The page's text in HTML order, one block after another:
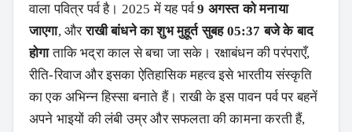
वाला पवित्र पर्व है। 2025 में यह पर्व9 अगस्त को मनाया
जाएगा, औरराखी बांधने का शुभ मुहूर्त सुबह 05:37 बजे के बाद
होगाताकि भद्रा काल से बचा जा सके। रक्षाबंधन की परंपराएँ,
रीति-रिवाज और इसका ऐतिहासिक महत्व इसे भारतीय संस्कृति
का एक अभिन्न हिस्सा बनाते हैं। राखी के इस पावन पर्व पर बहनें
अपने भाइयों की लंबी उम्र और सफलता की कामना करती हैं,